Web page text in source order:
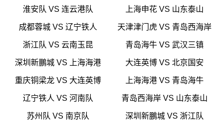
淮安队 VS 连云港队 上海申花 VS 山东泰山
成都蓉城 VS 辽宁铁人 天津津门虎 VS 青岛西海岸
浙江队 VS 云南玉昆 青岛海牛 VS 武汉三镇
深圳新鵬城 VS 上海海港 大连英博 VS 北京国安
重庆铜梁龙 VS 大连英博 上海海港 VS 青岛海牛
辽宁铁人 VS 河南队 青岛西海岸 VS 山东泰山
苏州队 VS 南京队 深圳新鵬城 VS 浙江队